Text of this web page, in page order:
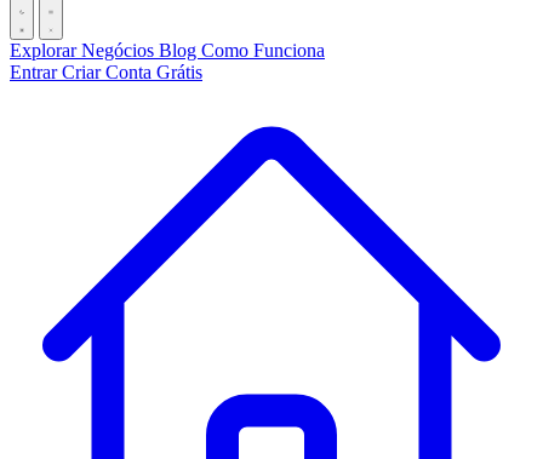
Explorar Negócios Blog Como Funciona
EntrarCriar Conta Grátis